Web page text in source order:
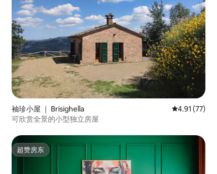
袖珍小屋 ｜ Brisighella 平均评分
4.91 (77)
可欣赏全景的小型独立房屋
超赞房东
超赞房东